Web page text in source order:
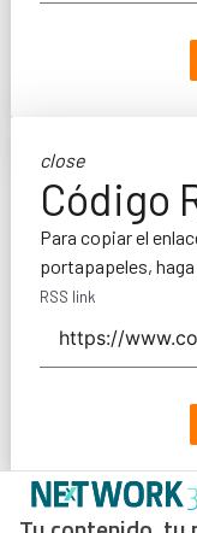
close
Código
Para copiar el
portapapeles, haga
RSS link